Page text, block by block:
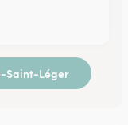
Saint-Léger